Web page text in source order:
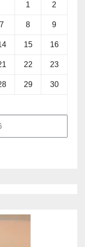
1 2
7 8 9
15 16
22 23
29 30